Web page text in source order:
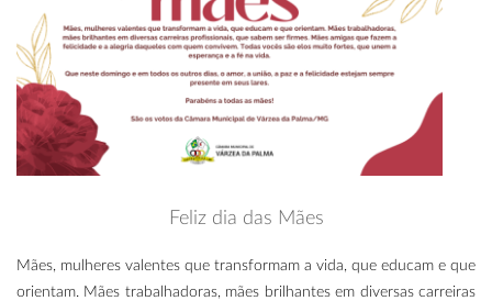
Feliz dia das Mães
Mães, mulheres valentes que transformam a vida, que educam e que
orientam. Mães trabalhadoras, mães brilhantes em diversas carreiras